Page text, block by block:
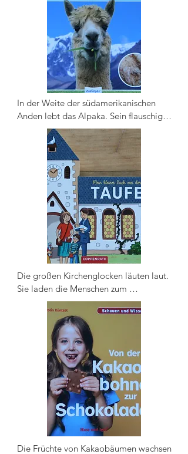
in einem Land eigentlich, ohne dass es
ein großes Durcheinander gibt? Dieses
Buch erklärt einfach und
nachvollziehbar, wie unser
Zusammenleben in einer Demokratie
geregelt ist.
In der Weite der südamerikanischen
Anden lebt das Alpaka. Sein flauschiges
Fell schütz es auch in kalten Höhen.
Auch bei uns begegnet man dem
freundlichen Wiederkäuer immer
häufiger. Doch wehe, man legt sich mit
ihm an: Dann kann er auch mal
spucken!
Die großen Kirchenglocken läuten laut.
Sie laden die Menschen zum
Gottesdienst ein. Auch Lea geht mit
ihrer Familie in die Kirche. Sie hat ihr
schönstes Kleid angezogen und ihre
Tante Marly und ihren Onkel Nico
eingeladen. Lea möchte getauft
werden und will mit der ganzen Familie
feiern ...
Die Früchte von Kakaobäumen wachsen